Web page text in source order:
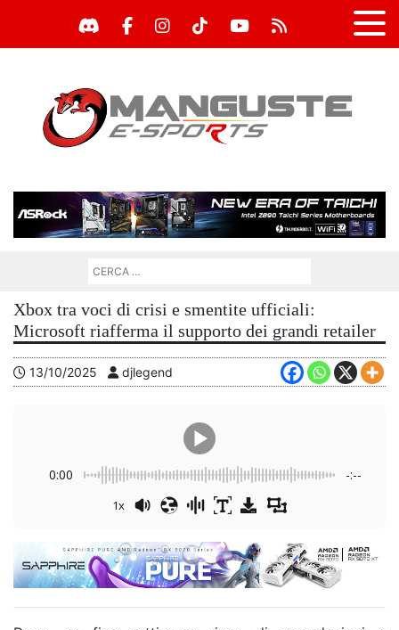
Xbox tra voci di crisi e smentite ufficiali:
Microsoft riafferma il supporto dei grandi retailer
13/10/2025 djlegend
0:00 -:--
1x